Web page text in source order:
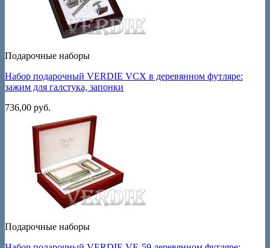
Подарочные наборы
Набор подарочный VERDIE VCX в деревянном футляре:
зажим для галстука, запонки
736,00 руб.
Подарочные наборы